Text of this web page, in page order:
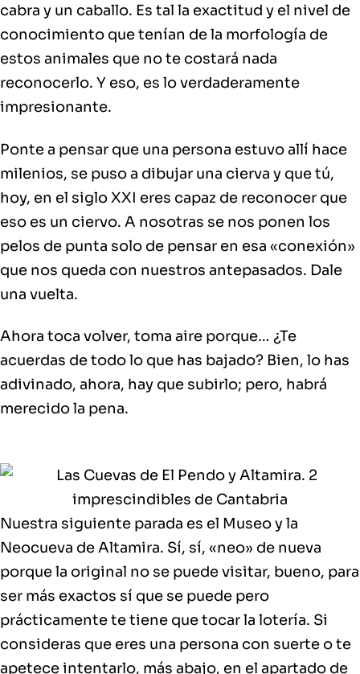
cabra y un caballo. Es tal la exactitud y el nivel de
conocimiento que tenían de la morfología de
estos animales que no te costará nada
reconocerlo. Y eso, es lo verdaderamente
impresionante.
Ponte a pensar que una persona estuvo allí hace
milenios, se puso a dibujar una cierva y que tú,
hoy, en el siglo XXI eres capaz de reconocer que
eso es un ciervo. A nosotras se nos ponen los
pelos de punta solo de pensar en esa «conexión»
que nos queda con nuestros antepasados. Dale
una vuelta.
Ahora toca volver, toma aire porque… ¿Te
acuerdas de todo lo que has bajado? Bien, lo has
adivinado, ahora, hay que subirlo; pero, habrá
merecido la pena.
Nuestra siguiente parada es el Museo y la
Neocueva de Altamira. Sí, sí, «neo» de nueva
porque la original no se puede visitar, bueno, para
ser más exactos sí que se puede pero
prácticamente te tiene que tocar la lotería. Si
consideras que eres una persona con suerte o te
apetece intentarlo, más abajo, en el apartado de